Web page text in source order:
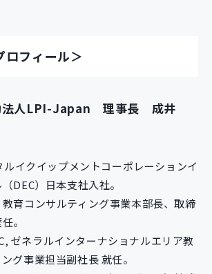
ロフィール＞
法人LPI-Japan 理事長 成井
イクイップメントコーポレーションイ
DEC）日本支社入社。
育コンサルティング事業本部長、取締
。
ゼネラルインターナショナルエリア教
グ事業担当副社長 就任。